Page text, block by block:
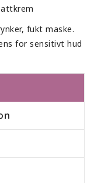
, fukt maske.
for sensitivt hud